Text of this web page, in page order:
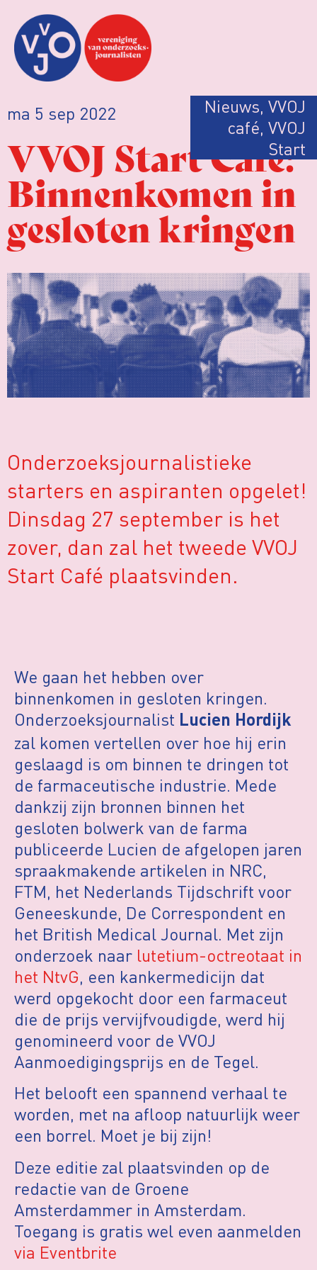
ma 5 sep 2022 Nieuws, VVOJ
café, VVOJ
Start
VVOJ Start Café:
Binnenkomen in
gesloten kringen
Onderzoeksjournalistieke
starters en aspiranten opgelet!
Dinsdag 27 september is het
zover, dan zal het tweede VVOJ
Start Café plaatsvinden.
We gaan het hebben over
binnenkomen in gesloten kringen.
Onderzoeksjournalist Lucien Hordijk
zal komen vertellen over hoe hij erin
geslaagd is om binnen te dringen tot
de farmaceutische industrie. Mede
dankzij zijn bronnen binnen het
gesloten bolwerk van de farma
publiceerde Lucien de afgelopen jaren
spraakmakende artikelen in NRC,
FTM, het Nederlands Tijdschrift voor
Geneeskunde, De Correspondent en
het British Medical Journal. Met zijn
onderzoek naar lutetium-octreotaat in
het NtvG, een kankermedicijn dat
werd opgekocht door een farmaceut
die de prijs vervijfvoudigde, werd hij
genomineerd voor de VVOJ
Aanmoedigingsprijs en de Tegel.
Het belooft een spannend verhaal te
worden, met na afloop natuurlijk weer
een borrel. Moet je bij zijn!
Deze editie zal plaatsvinden op de
redactie van de Groene
Amsterdammer in Amsterdam.
Toegang is gratis wel even aanmelden
via Eventbrite